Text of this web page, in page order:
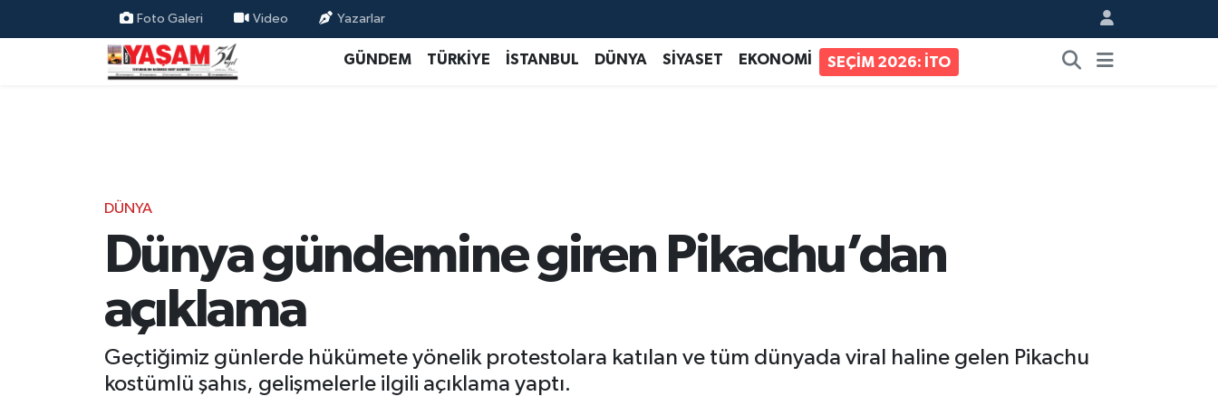
Foto Galeri Video Yazarlar
GÜNDEM TÜRKİYE İSTANBUL DÜNYA SİYASET EKONOMİ SEÇİM 2026: İTO
DÜNYA
Dünya gündemine giren Pikachu’dan
açıklama
Geçtiğimiz günlerde hükümete yönelik protestolara katılan ve tüm dünyada viral haline gelen Pikachu
kostümlü şahıs, gelişmelerle ilgili açıklama yaptı.